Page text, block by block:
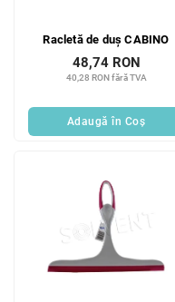
Racletă de duș CABINO
40,28 RON fără TVA
48,74 RON
Adaugă în Coş